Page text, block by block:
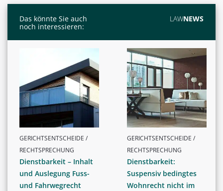
Das könnte Sie auch
noch interessieren:
LAWNEWS
GERICHTSENTSCHEIDE /
RECHTSPRECHUNG
Dienstbarkeit – Inhalt
und Auslegung Fuss-
und Fahrwegrecht
GERICHTSENTSCHEIDE /
RECHTSPRECHUNG
Dienstbarkeit:
Suspensiv bedingtes
Wohnrecht nicht im